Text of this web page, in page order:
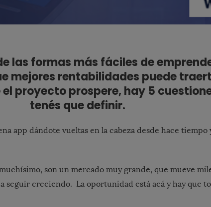
las formas más fáciles de
mejores rentabilidades puede
el proyecto prospere, hay 5
tenés que definir.
app dándote vueltas en la cabeza desde hace tiempo
son un mercado muy grande, que mueve
seguir creciendo. La oportunidad está acá y hay que